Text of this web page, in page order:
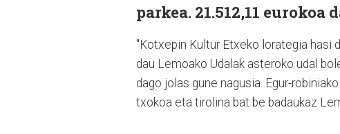
parkea. 21.512,11
"Kotxepin Kultur Etxeko lorategia hasi
dau Lemoako Udalak asteroko udal
dago jolas gune nagusia. Egur-
txokoa eta tirolina bat be badaukaz